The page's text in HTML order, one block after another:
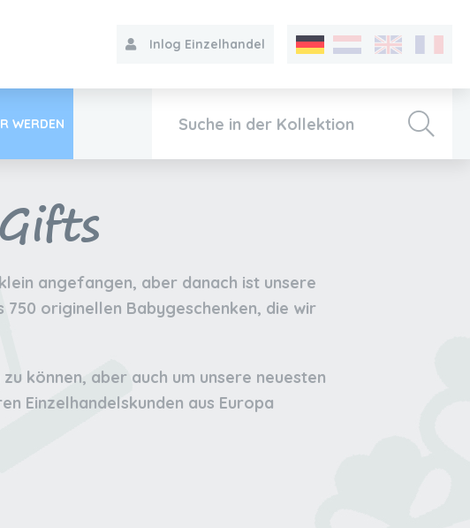
Inlog Einzelhandel
Kollektion
WERDEN
angefangen, aber danach ist unsere
originellen Babygeschenken, die wir
können, aber auch um unsere neuesten
Einzelhandelskunden aus Europa